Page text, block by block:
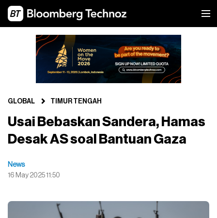
GLOBAL TIMUR TENGAH
Usai Bebaskan Sandera, Hamas
Desak AS soal Bantuan Gaza
News
16 May 2025 11:50